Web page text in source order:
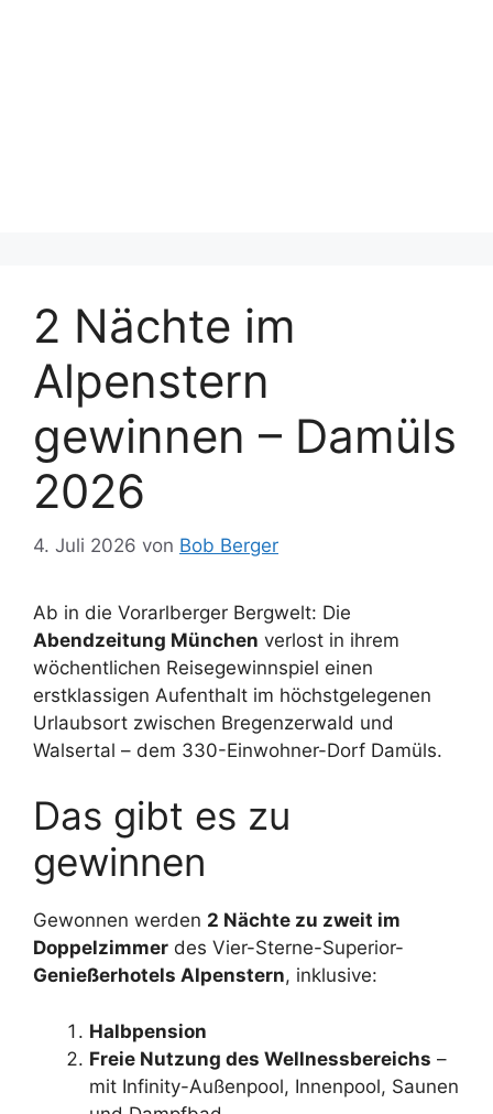
2 Nächte im
Alpenstern
gewinnen – Damüls
2026
4. Juli 2026 von Bob Berger
Ab in die Vorarlberger Bergwelt: Die
Abendzeitung München verlost in ihrem
wöchentlichen Reisegewinnspiel einen
erstklassigen Aufenthalt im höchstgelegenen
Urlaubsort zwischen Bregenzerwald und
Walsertal – dem 330-Einwohner-Dorf Damüls.
Das gibt es zu
gewinnen
Gewonnen werden 2 Nächte zu zweit im
Doppelzimmer des Vier-Sterne-Superior-
Genießerhotels Alpenstern, inklusive:
Halbpension
Freie Nutzung des Wellnessbereichs –
mit Infinity-Außenpool, Innenpool, Saunen